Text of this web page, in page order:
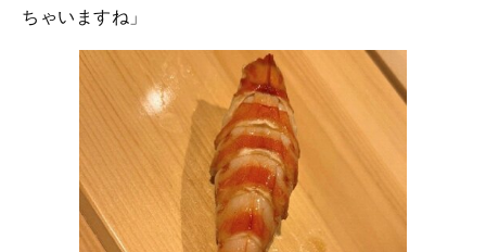
ちゃいますね」